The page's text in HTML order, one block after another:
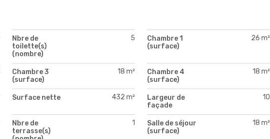
Nbre de
toilette(s)
(nombre)
5
Chambre 1
(surface)
26 m²
Chambre 3
(surface)
18 m²
Chambre 4
(surface)
18 m²
Surface nette 432 m²
Largeur de
façade
10
Nbre de
terrasse(s)
1
Salle de séjour
(surface)
18 m²